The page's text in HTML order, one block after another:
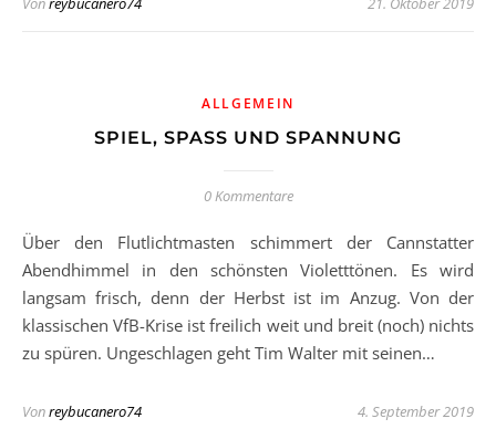
ALLGEMEIN
SPIEL, SPASS UND SPANNUNG
0 Kommentare
Über den Flutlichtmasten schimmert der Cannstatter
Abendhimmel in den schönsten Violetttönen. Es wird
langsam frisch, denn der Herbst ist im Anzug. Von der
klassischen VfB-Krise ist freilich weit und breit (noch) nichts
zu spüren. Ungeschlagen geht Tim Walter mit seinen…
Vonreybucanero74 4. September 2019